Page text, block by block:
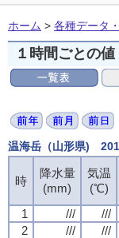
ホーム > 各種データ
１時間ごとの値
温海岳（山形県)
時
降水量
(mm)
気温
(℃)
1
/// ///
2
/// ///
時
降水量
(mm)
気温
(℃)
1
/// ///
2
/// ///
時
降水量
(mm)
気温
(℃)
1
/// ///
2
/// ///
時
降水量
(mm)
気温
(℃)
1
/// ///
2
/// ///